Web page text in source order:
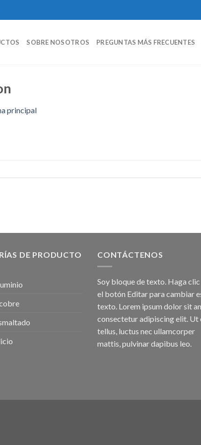
SOBRE NOSOTROS PREGUNTAS MÁS FRECUENTES
principal
DE PRODUCTO CONTÁCTENOS
Soy bloque de texto. Haga clic
el botón Editar para cambiar
texto. Lorem ipsum dolor sit
consectetur adipiscing elit. Ut
tellus, luctus nec ullamcorper
mattis, pulvinar dapibus leo.